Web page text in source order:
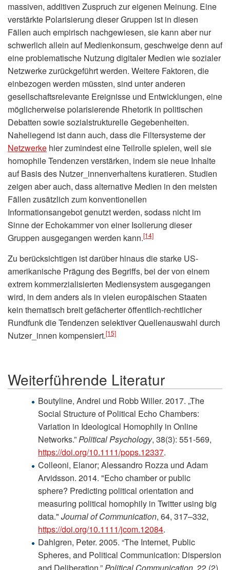
massiven, additiven Zuspruch zur eigenen Meinung. Eine
verstärkte Polarisierung dieser Gruppen ist in diesen
Fällen auch empirisch nachgewiesen, sie kann aber nur
schwerlich allein auf Medienkonsum, geschweige denn auf
eine problematische Nutzung digitaler Medien wie sozialer
Netzwerke zurückgeführt werden. Weitere Faktoren, die
einbezogen werden müssten, sind unter anderen
gesellschaftsrelevante Ereignisse und Entwicklungen, eine
möglicherweise polarisierende Rhetorik in politischen
Debatten sowie sozialstrukturelle Gegebenheiten.
Naheliegend ist dann auch, dass die Filtersysteme der
Netzwerke hier zumindest eine Teilrolle spielen, weil sie
homophile Tendenzen verstärken, indem sie neue Inhalte
auf Basis des Nutzer_innenverhaltens kuratieren. Studien
zeigen aber auch, dass alternative Medien in den meisten
Fällen zusätzlich zum konventionellen
Informationsangebot genutzt werden, sodass nicht im
Sinne der Echokammer von einer Isolierung dieser
Gruppen ausgegangen werden kann.[14]
Zu berücksichtigen ist darüber hinaus die starke US-
amerikanische Prägung des Begriffs, bei der von einem
extrem kommerzialisierten Mediensystem ausgegangen
wird, in dem anders als in vielen europäischen Staaten
kein thematisch breit gefächerter öffentlich-rechtlicher
Rundfunk die Tendenzen selektiver Quellenauswahl durch
Nutzer_innen kompensiert.[15]
Weiterführende Literatur
Boutyline, Andrei und Robb Willer. 2017. „The
Social Structure of Political Echo Chambers:
Variation in Ideological Homophily in Online
Networks.”Political Psychology, 38(3): 551-569,
https://doi.org/10.1111/pops.12337.
Colleoni, Elanor; Alessandro Rozza und Adam
Arvidsson. 2014. "Echo chamber or public
sphere? Predicting political orientation and
measuring political homophily in Twitter using big
data."Journal of Communication, 64, 317–332,
https://doi.org/10.1111/jcom.12084.
Dahlgren, Peter. 2005. “The Internet, Public
Spheres, and Political Communication: Dispersion